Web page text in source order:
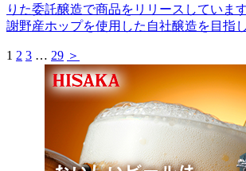
りた委託醸造で商品をリリースしていま
謝野産ホップを使用した自社醸造を目指
1 2 3 … 29 ＞